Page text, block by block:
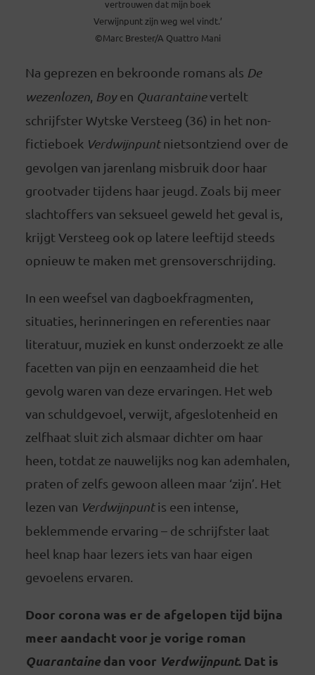
vertrouwen dat mijn boek
Verwijnpunt zijn weg wel vindt.’
©Marc Brester/A Quattro Mani
Na geprezen en bekroonde romans als De
wezenlozen, Boyen Quarantainevertelt
schrijfster Wytske Versteeg (36) in het non-
fictieboek Verdwijnpuntnietsontziend over de
gevolgen van jarenlang misbruik door haar
grootvader tijdens haar jeugd. Zoals bij meer
slachtoffers van seksueel geweld het geval is,
krijgt Versteeg ook op latere leeftijd steeds
opnieuw te maken met grensoverschrijding.
In een weefsel van dagboekfragmenten,
situaties, herinneringen en referenties naar
literatuur, muziek en kunst onderzoekt ze alle
facetten van pijn en eenzaamheid die het
gevolg waren van deze ervaringen. Het web
van schuldgevoel, verwijt, afgeslotenheid en
zelfhaat sluit zich alsmaar dichter om haar
heen, totdat ze nauwelijks nog kan ademhalen,
praten of zelfs gewoon alleen maar ‘zijn’. Het
lezen van Verdwijnpuntis een intense,
beklemmende ervaring – de schrijfster laat
heel knap haar lezers iets van haar eigen
gevoelens ervaren.
Door corona was er de afgelopen tijd bijna
meer aandacht voor je vorige roman
Quarantainedan voor Verdwijnpunt. Dat is